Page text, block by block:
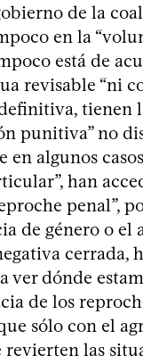
de la
en la
está de
revisable “ni
tienen
punitiva” no
en algunos
han
penal”,
de género o el
cerrada,
ver dónde
de los
sólo con el
revierten las